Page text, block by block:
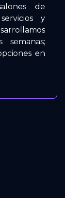
de
y
semanas;
en